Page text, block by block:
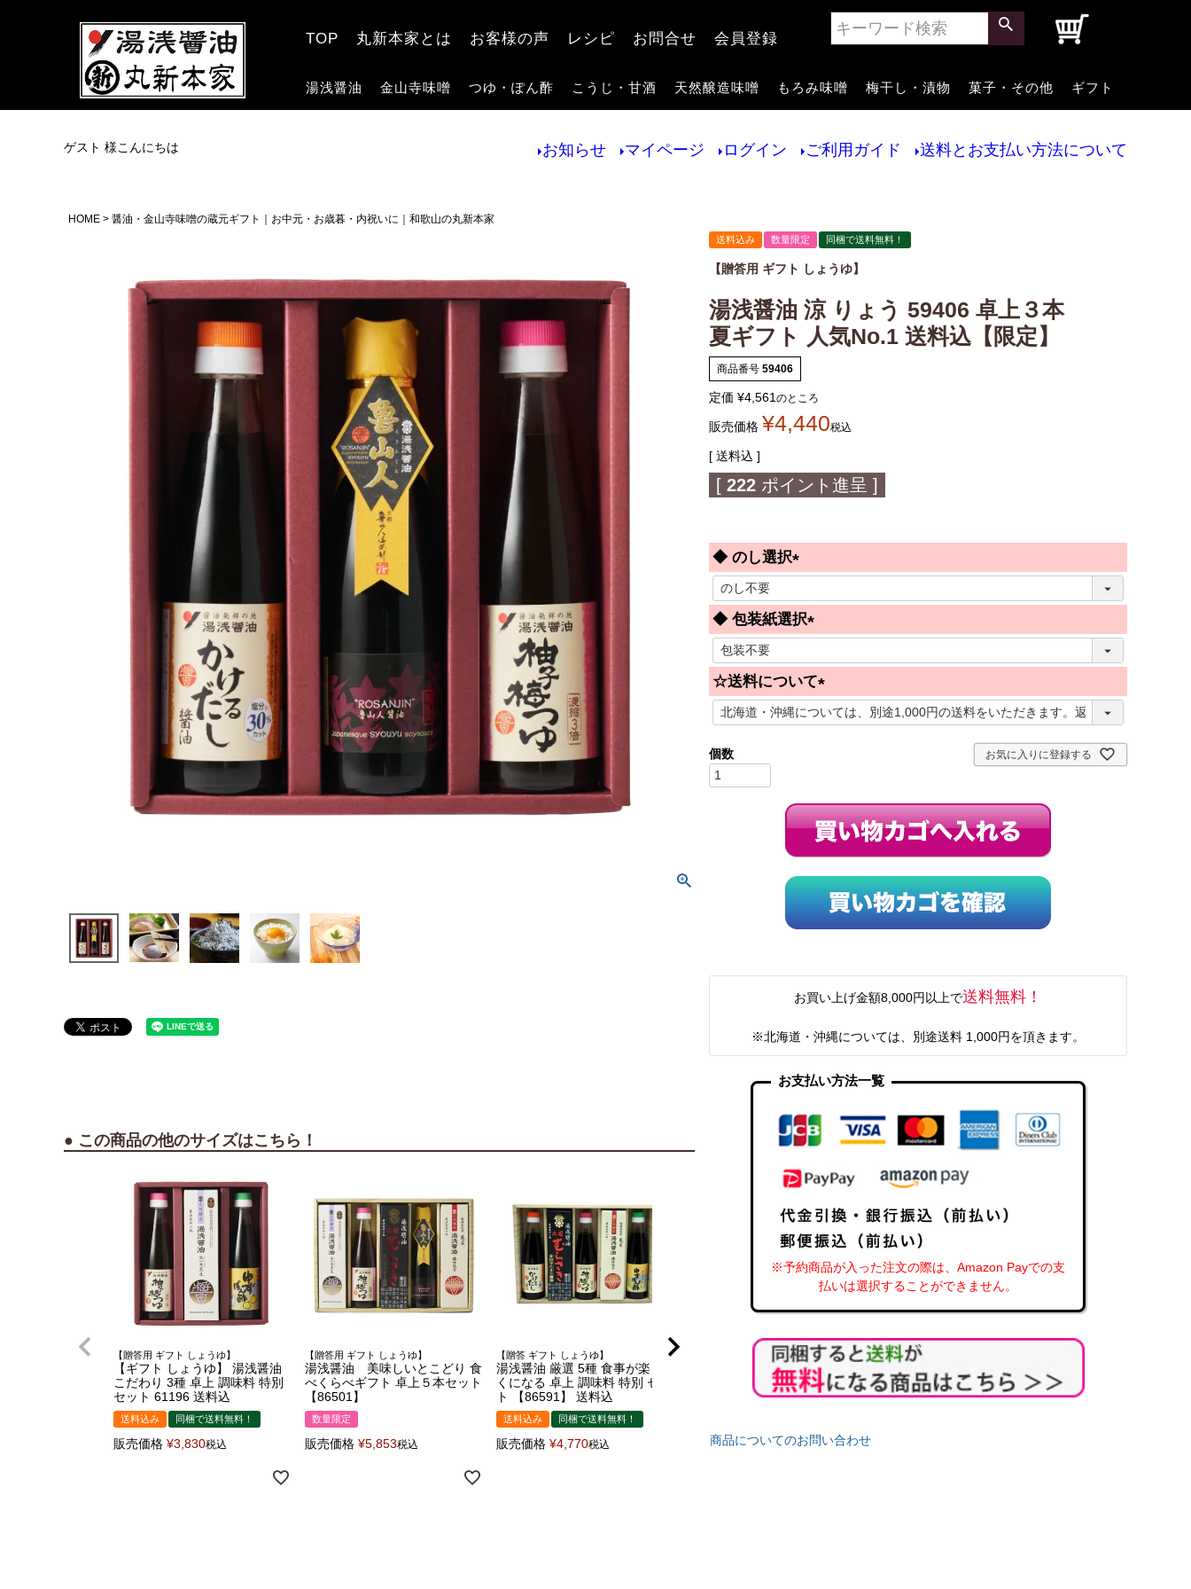
TOP 丸新本家とは お客様の声 レシピ お問合せ 会員登録
湯浅醤油 金山寺味噌 つゆ・ぽん酢 こうじ・甘酒 天然醸造味噌 もろみ味噌 梅干し・漬物 菓子・その他 ギフト
ゲスト 様こんにちは お知らせ マイページ ログイン ご利用ガイド 送料とお支払い方法について
HOME 醤油・金山寺味噌の蔵元ギフト｜お中元・お歳暮・内祝いに｜和歌山の丸新本家
● この商品の他のサイズはこちら！
【贈答用 ギフト しょうゆ】
【ギフト しょうゆ】 湯浅醤油
こだわり 3種 卓上 調味料 特別
セット 61196 送料込
送料込み 同梱で送料無料！
販売価格 ¥3,830税込
【贈答用 ギフト しょうゆ】
湯浅醤油 美味しいとこどり 食
べくらべギフト 卓上５本セット
【86501】
数量限定
販売価格 ¥5,853税込
【贈答 ギフト しょうゆ】
湯浅醤油 厳選 5種 食事が楽し
くになる 卓上 調味料 特別 セッ
ト 【86591】 送料込
送料込み 同梱で送料無料！
販売価格 ¥4,770税込
坂上＆指原のつぶれない店の放送後注文
湯浅醤油 濃縮 柚子梅つゆ
大好評！
めんつゆ
【数量限定 魯山人醤油】木樽熟成の高
級醤油
【めざましテレビ】【いのお飯】【ごち
バトル】で紹介！！
かつお・チキン・昆
送料込み 数量限定 同梱で送料無料！
【贈答用 ギフト しょうゆ】
湯浅醤油 涼 りょう 59406 卓上３本
夏ギフト 人気No.1 送料込【限定】
商品番号 59406
定価 ¥4,561 のところ
販売価格 ¥4,440税込
送料込
[ 222 ポイント進呈 ]
◆ のし選択
必
須
◆ 包装紙選択
必
須
)
☆送料について
(
必
お気に入りに登録する
お買い上げ金額8,000円以上で送料無料！
※北海道・沖縄については、別途送料 1,000円を頂きます。
お支払い方法一覧
※予約商品が入った注文の際は、Amazon Payでの支
払いは選択することができません。
商品についてのお問い合わせ